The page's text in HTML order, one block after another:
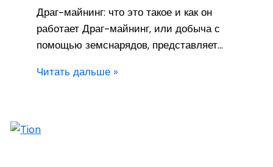
Драг-майнинг: что это такое и как он
работает Драг-майнинг, или добыча с
помощью земснарядов, представляет…
Читать дальше »